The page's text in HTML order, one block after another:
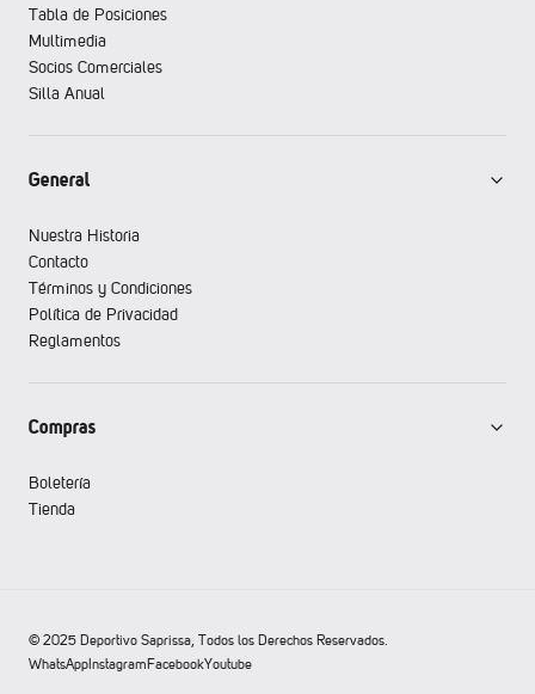
Tabla de Posiciones
Multimedia
Socios Comerciales
Silla Anual
General
Nuestra Historia
Contacto
Términos y Condiciones
Política de Privacidad
Reglamentos
Compras
Boletería
Tienda
© 2025 Deportivo Saprissa, Todos los Derechos Reservados.
WhatsApp InstagramFacebookYoutube